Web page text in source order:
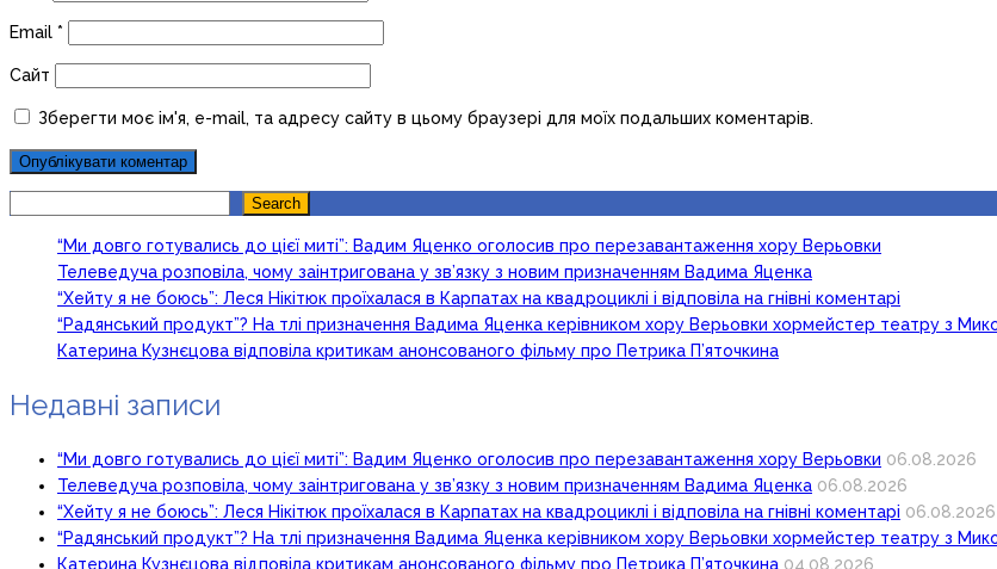
Email *
Сайт
Зберегти моє ім'я, e-mail, та адресу сайту в цьому браузері для моїх подальших коментарів.
Search
“Ми довго готувались до цієї миті”: Вадим Яценко оголосив про перезавантаження хору Верьовки
Телеведуча розповіла, чому заінтригована у зв’язку з новим призначенням Вадима Яценка
“Хейту я не боюсь”: Леся Нікітюк проїхалася в Карпатах на квадроциклі і відповіла на гнівні коментарі
“Радянський продукт”? На тлі призначення Вадима Яценка керівником хору Верьовки хормейстер театру з
Катерина Кузнєцова відповіла критикам анонсованого фільму про Петрика П’яточкина
Недавні записи
“Ми довго готувались до цієї миті”: Вадим Яценко оголосив про перезавантаження хору Верьовки 06.08.2026
Телеведуча розповіла, чому заінтригована у зв’язку з новим призначенням Вадима Яценка 06.08.2026
“Хейту я не боюсь”: Леся Нікітюк проїхалася в Карпатах на квадроциклі і відповіла на гнівні коментарі 06.08.2026
“Радянський продукт”? На тлі призначення Вадима Яценка керівником хору Верьовки хормейстер театру з
Катерина Кузнєцова відповіла критикам анонсованого фільму про Петрика П’яточкина 04.08.2026